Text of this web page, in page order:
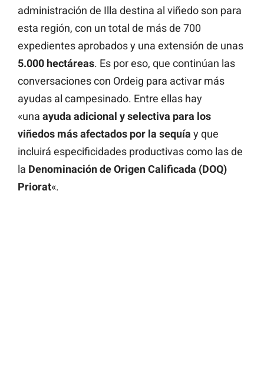
administración de Illa destina al viñedo son para
esta región, con un total de más de 700
expedientes aprobados y una extensión de unas
5.000 hectáreas. Es por eso, que continúan las
conversaciones con Ordeig para activar más
ayudas al campesinado. Entre ellas hay
«una ayuda adicional y selectiva para los
viñedos más afectados por la sequía y que
incluirá especificidades productivas como las de
la Denominación de Origen Calificada (DOQ)
Priorat«.